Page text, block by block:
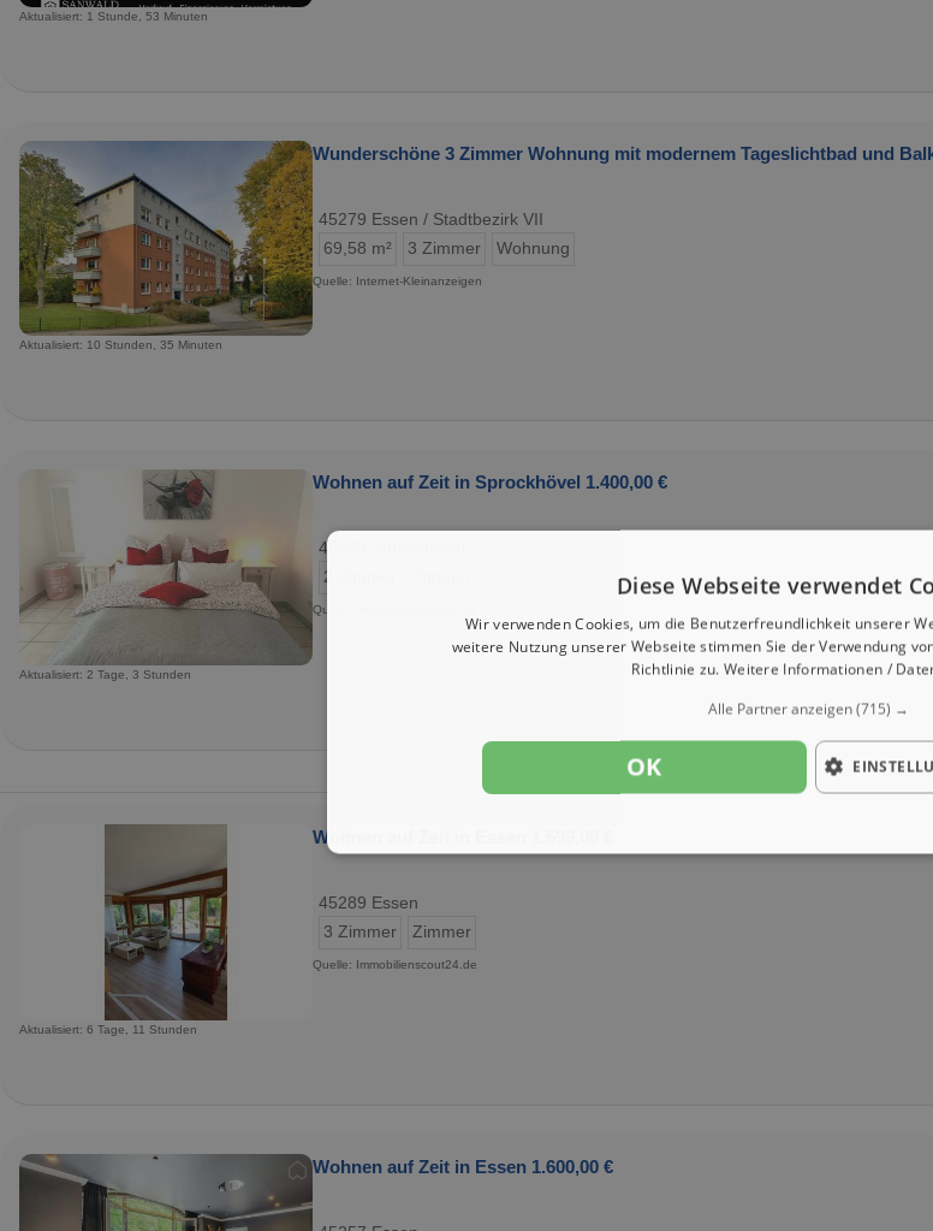
Aktualisiert: 1 Stunde, 53 Minuten
Wunderschöne 3 Zimmer Wohnung mit modernem Tageslichtbad und
45279 Essen / Stadtbezirk VII
69,58 m²
3 Zimmer Wohnung
Quelle: Internet-Kleinanzeigen
Aktualisiert: 10 Stunden, 35 Minuten
Wohnen auf Zeit in Sprockhövel 1.400,00 €
45549 Sprockhövel
2 Zimmer
Quelle: Immobilienscout24.de
Aktualisiert: 2 Tage, 3 Stunden
Wohnen auf Zeit in Essen 1.599,00 €
45289 Essen
3 Zimmer
Zimmer
Quelle: Immobilienscout24.de
Aktualisiert: 6 Tage, 11 Stunden
Wohnen auf Zeit in Essen 1.600,00 €
Diese Webseite verwendet
Wir verwenden Cookies, um die Benutzerfreundlichkeit unserer
weitere Nutzung unserer Webseite stimmen Sie der Verwendung
Richtlinie zu. Weitere Informationen /
Alle Partner anzeigen(715) →
OK